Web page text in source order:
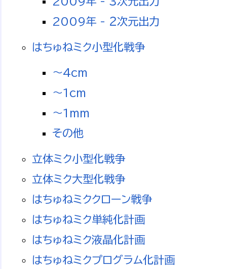
2009年 - ２次元出力
はちゅねミク小型化戦争
～4cm
～1cm
～1mm
その他
立体ミク小型化戦争
立体ミク大型化戦争
はちゅねミククローン戦争
はちゅねミク単純化計画
はちゅねミク液晶化計画
はちゅねミクプログラム化計画